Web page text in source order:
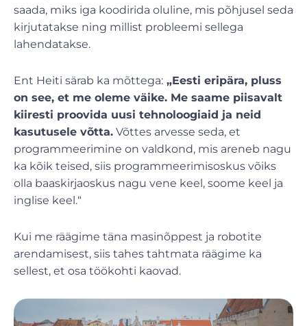
saada, miks iga koodirida oluline, mis põhjusel seda
kirjutatakse ning millist probleemi sellega
lahendatakse.
Ent Heiti särab ka mõttega: „Eesti eripära, pluss
on see, et me oleme väike. Me saame piisavalt
kiiresti proovida uusi tehnoloogiaid ja neid
kasutusele võtta. Võttes arvesse seda, et
programmeerimine on valdkond, mis areneb nagu
ka kõik teised, siis programmeerimisoskus võiks
olla baaskirjaoskus nagu vene keel, soome keel ja
inglise keel.“
Kui me räägime täna masinõppest ja robotite
arendamisest, siis tahes tahtmata räägime ka
sellest, et osa töökohti kaovad.